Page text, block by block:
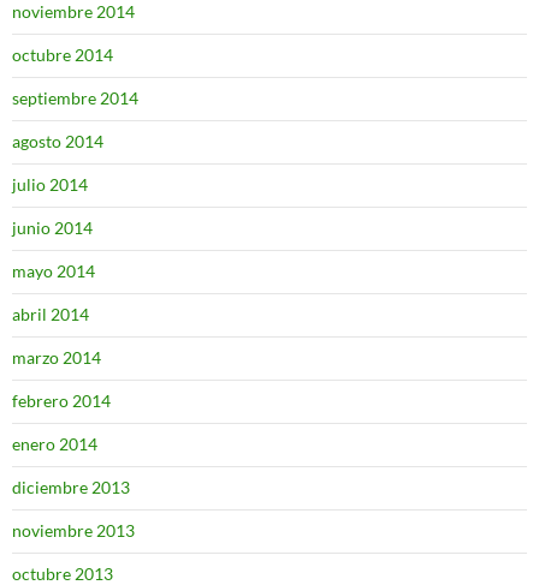
noviembre 2014
octubre 2014
septiembre 2014
agosto 2014
julio 2014
junio 2014
mayo 2014
abril 2014
marzo 2014
febrero 2014
enero 2014
diciembre 2013
noviembre 2013
octubre 2013